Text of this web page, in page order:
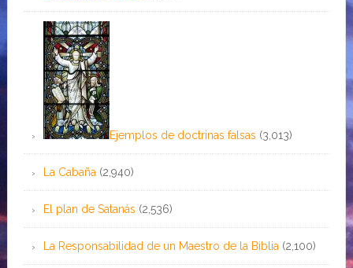
Ejemplos de doctrinas falsas (3,013)
La Cabaña (2,940)
El plan de Satanás (2,536)
La Responsabilidad de un Maestro de la Biblia (2,100)